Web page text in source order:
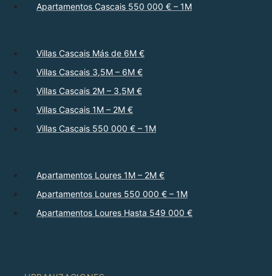
Apartamentos Cascais 550 000 € – 1M
Villas Cascais Más de 6M €
Villas Cascais 3,5M – 6M €
Villas Cascais 2M – 3,5M €
Villas Cascais 1M – 2M €
Villas Cascais 550 000 € – 1M
Apartamentos Loures 1M – 2M €
Apartamentos Loures 550 000 € – 1M
Apartamentos Loures Hasta 549 000 €